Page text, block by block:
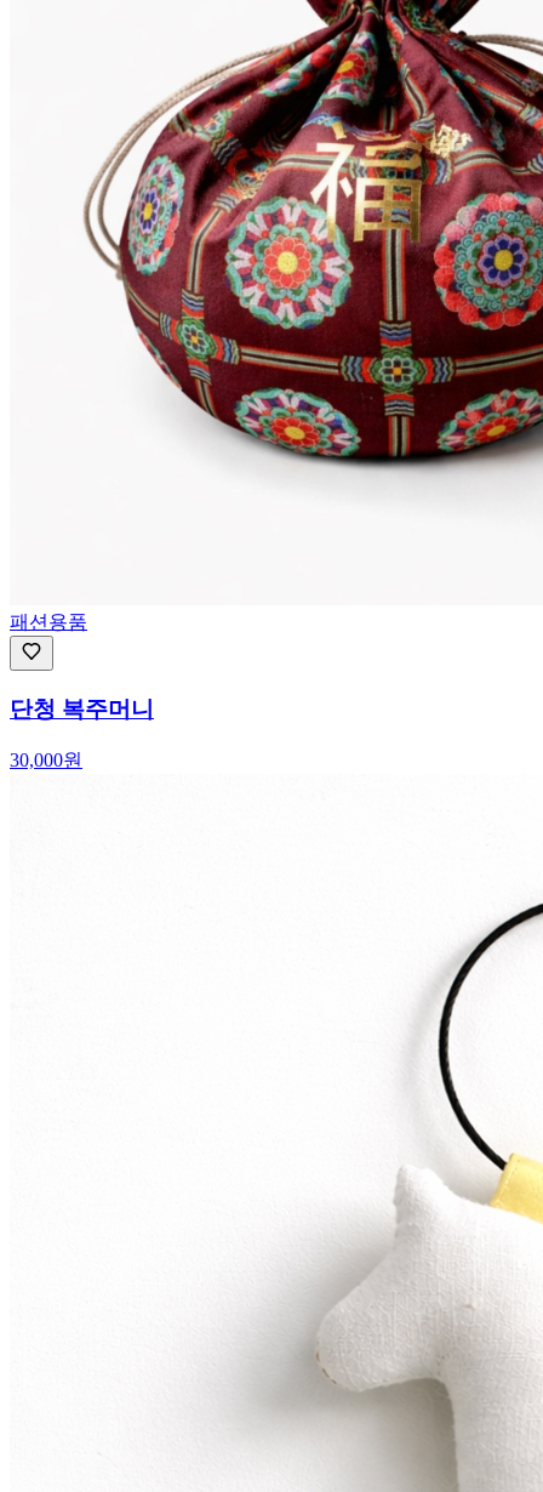
패션용품
단청 복주머니
30,000원